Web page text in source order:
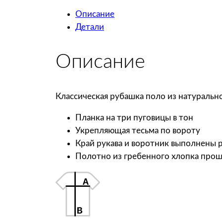
Описание
Детали
Описание
Классическая рубашка поло из
Планка на три пуговицы в тон
Укрепляющая тесьма по вороту
Край рукава и воротник выполнены
Полотно из гребенного хлопка